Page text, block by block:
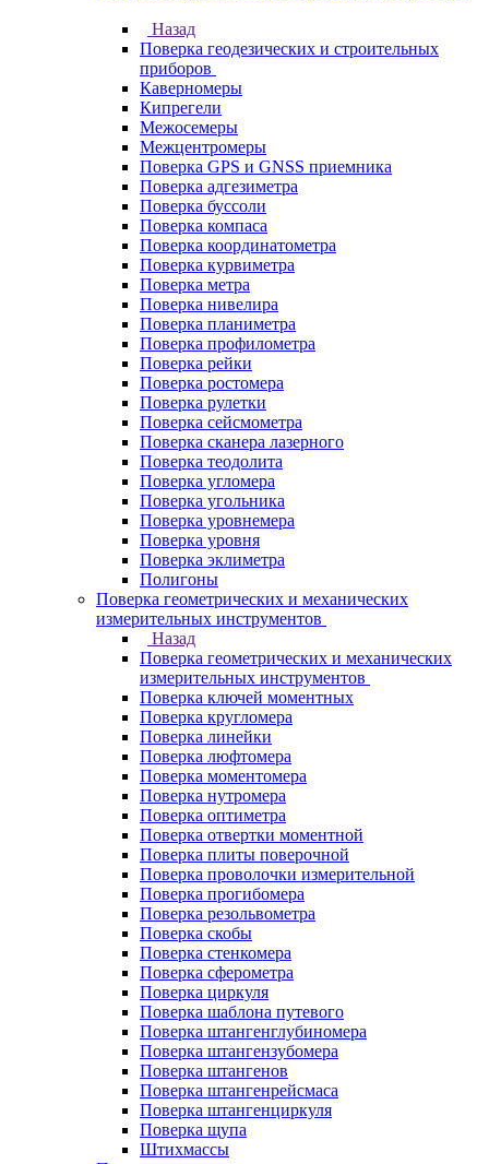
Назад
Поверка геодезических и строительных
приборов
Каверномеры
Кипрегели
Межосемеры
Межцентромеры
Поверка GPS и GNSS приемника
Поверка адгезиметра
Поверка буссоли
Поверка компаса
Поверка координатометра
Поверка курвиметра
Поверка метра
Поверка нивелира
Поверка планиметра
Поверка профилометра
Поверка рейки
Поверка ростомера
Поверка рулетки
Поверка сейсмометра
Поверка сканера лазерного
Поверка теодолита
Поверка угломера
Поверка угольника
Поверка уровнемера
Поверка уровня
Поверка эклиметра
Полигоны
Поверка геометрических и механических
измерительных инструментов
Назад
Поверка геометрических и механических
измерительных инструментов
Поверка ключей моментных
Поверка кругломера
Поверка линейки
Поверка люфтомера
Поверка моментомера
Поверка нутромера
Поверка оптиметра
Поверка отвертки моментной
Поверка плиты поверочной
Поверка проволочки измерительной
Поверка прогибомера
Поверка резольвометра
Поверка скобы
Поверка стенкомера
Поверка сферометра
Поверка циркуля
Поверка шаблона путевого
Поверка штангенглубиномера
Поверка штангензубомера
Поверка штангенов
Поверка штангенрейсмаса
Поверка штангенциркуля
Поверка щупа
Штихмассы